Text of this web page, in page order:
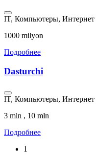
IT, Компьютеры, Интернет
1000 milyon
Подробнее
Dasturchi
IT, Компьютеры, Интернет
3 mln , 10 mln
Подробнее
1